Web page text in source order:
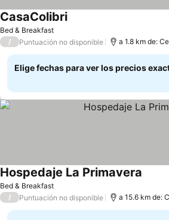
Bed & Breakfast
CasaColibriVer precios
/ Puntuación no disponible a 1.8 km de:
Elige fechas para ver los precios
Bed & Breakfast
Hospedaje La Primavera
/ Puntuación no disponible a 15.6 km de: